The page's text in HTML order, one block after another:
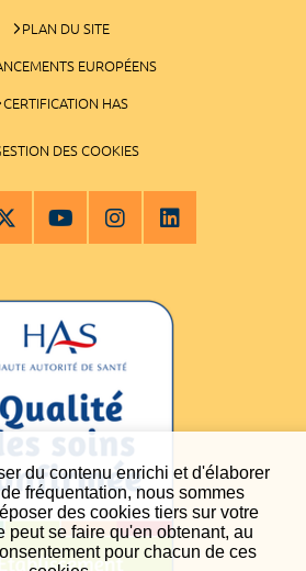
du contenu enrichi et d'élaborer
fréquentation, nous sommes
des cookies tiers sur votre
peut se faire qu'en obtenant, au
pour chacun de ces
PLAN DU SITE
EUROPÉENS
CERTIFICATION HAS
DES COOKIES